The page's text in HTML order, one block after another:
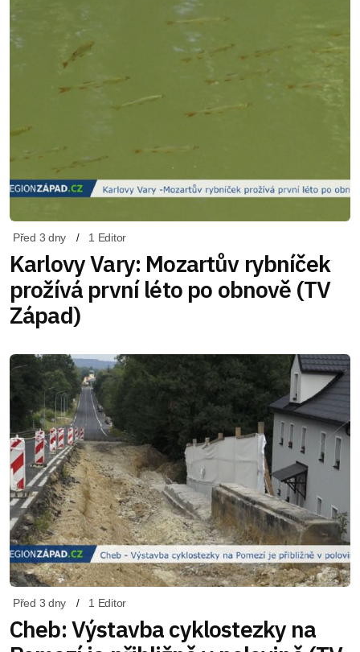
Před 3 dny 1 Editor
Karlovy Vary: Mozartův rybníček
prožívá první léto po obnově (TV
Západ)
Před 3 dny 1 Editor
Cheb: Výstavba cyklostezky na